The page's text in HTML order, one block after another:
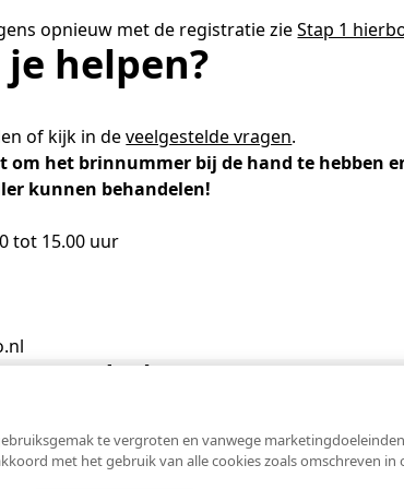
te vergroten en vanwege
met het gebruik van alle cookies zoals omschreven in
Gendt
Dovermann
van toetsen
Stichting Cito
begrippenlijst
Stageopdrachten
Collega's aan het
opnieuw met de registratie zieStap 1
helpen?
of kijk in deveelgestelde vragen.
om het brinnummer bij de hand te hebben
kunnen behandelen!
tot 15.00 uur
Bezoekadres